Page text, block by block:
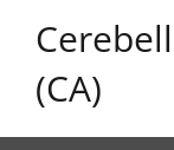
(CA)